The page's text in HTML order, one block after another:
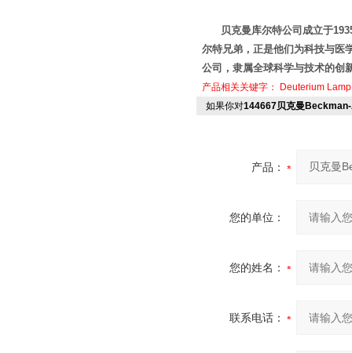
贝克曼库尔特公司成立于
尔特兄弟，正是他们为科技与医
公司，隶属全球科学与技术的创
产品相关关键字：
Deuterium Lamp
如果你对144667贝克曼
产品：
您的单位：
您的姓名：
联系电话：